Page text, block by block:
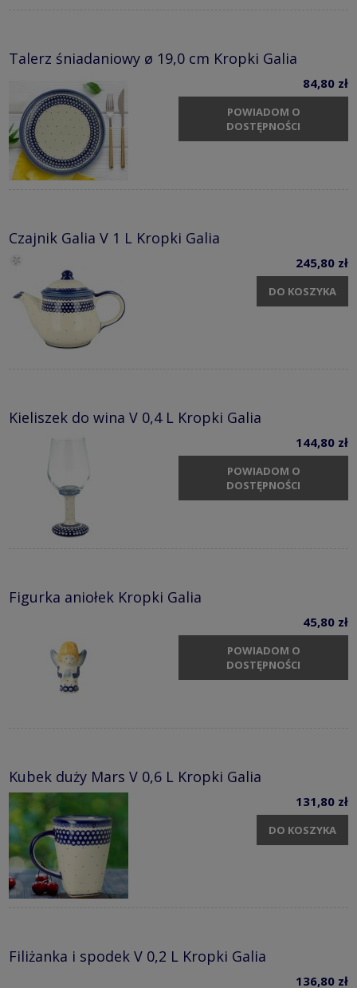
Talerz śniadaniowy ø 19,0 cm Kropki Galia
84,80 zł
POWIADOM O
DOSTĘPNOŚCI
Czajnik Galia V 1 L Kropki Galia
245,80 zł
DO KOSZYKA
Kieliszek do wina V 0,4 L Kropki Galia
144,80 zł
POWIADOM O
DOSTĘPNOŚCI
Figurka aniołek Kropki Galia
45,80 zł
POWIADOM O
DOSTĘPNOŚCI
Kubek duży Mars V 0,6 L Kropki Galia
131,80 zł
DO KOSZYKA
Filiżanka i spodek V 0,2 L Kropki Galia
136,80 zł